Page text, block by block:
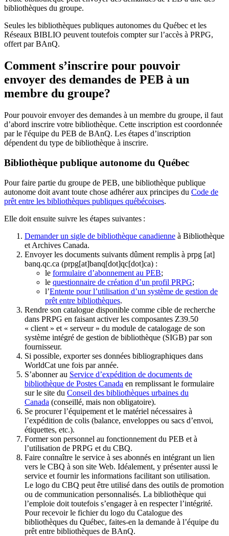
bibliothèques du groupe.
Seules les bibliothèques publiques autonomes du Québec et les
Réseaux BIBLIO peuvent toutefois compter sur l’accès à PRPG,
offert par BAnQ.
Comment s’inscrire pour pouvoir
envoyer des demandes de PEB à un
membre du groupe?
Pour pouvoir envoyer des demandes à un membre du groupe, il faut
d’abord inscrire votre bibliothèque. Cette inscription est coordonnée
par le l'équipe du PEB de BAnQ. Les étapes d’inscription
dépendent du type de bibliothèque à inscrire.
Bibliothèque publique autonome du Québec
Pour faire partie du groupe de PEB, une bibliothèque publique
autonome doit avant toute chose adhérer aux principes du Code de
prêt entre les bibliothèques publiques québécoises.
Elle doit ensuite suivre les étapes suivantes :
Demander un sigle de bibliothèque canadienne à Bibliothèque
et Archives Canada.
Envoyer les documents suivants dûment remplis à prpg [at]
banq.qc.ca (prpg[at]banq[dot]qc[dot]ca) :
le formulaire d’abonnement au PEB;
le questionnaire de création d’un profil PRPG;
l’Entente pour l’utilisation d’un système de gestion de
prêt entre bibliothèques.
Rendre son catalogue disponible comme cible de recherche
dans PRPG en faisant activer les composantes Z39.50
« client » et « serveur » du module de catalogage de son
système intégré de gestion de bibliothèque (SIGB) par son
fournisseur.
Si possible, exporter ses données bibliographiques dans
WorldCat une fois par année.
S’abonner au Service d’expédition de documents de
bibliothèque de Postes Canada en remplissant le formulaire
sur le site du Conseil des bibliothèques urbaines du
Canada (conseillé, mais non obligatoire).
Se procurer l’équipement et le matériel nécessaires à
l’expédition de colis (balance, enveloppes ou sacs d’envoi,
étiquettes, etc.).
Former son personnel au fonctionnement du PEB et à
l’utilisation de PRPG et du CBQ.
Faire connaître le service à ses abonnés en intégrant un lien
vers le CBQ à son site Web. Idéalement, y présenter aussi le
service et fournir les informations facilitant son utilisation.
Le logo du CBQ peut être utilisé dans des outils de promotion
ou de communication personnalisés. La bibliothèque qui
l’emploie doit toutefois s’engager à en respecter l’intégrité.
Pour recevoir le fichier du logo du Catalogue des
bibliothèques du Québec, faites-en la demande à l’équipe du
prêt entre bibliothèques de BAnQ.